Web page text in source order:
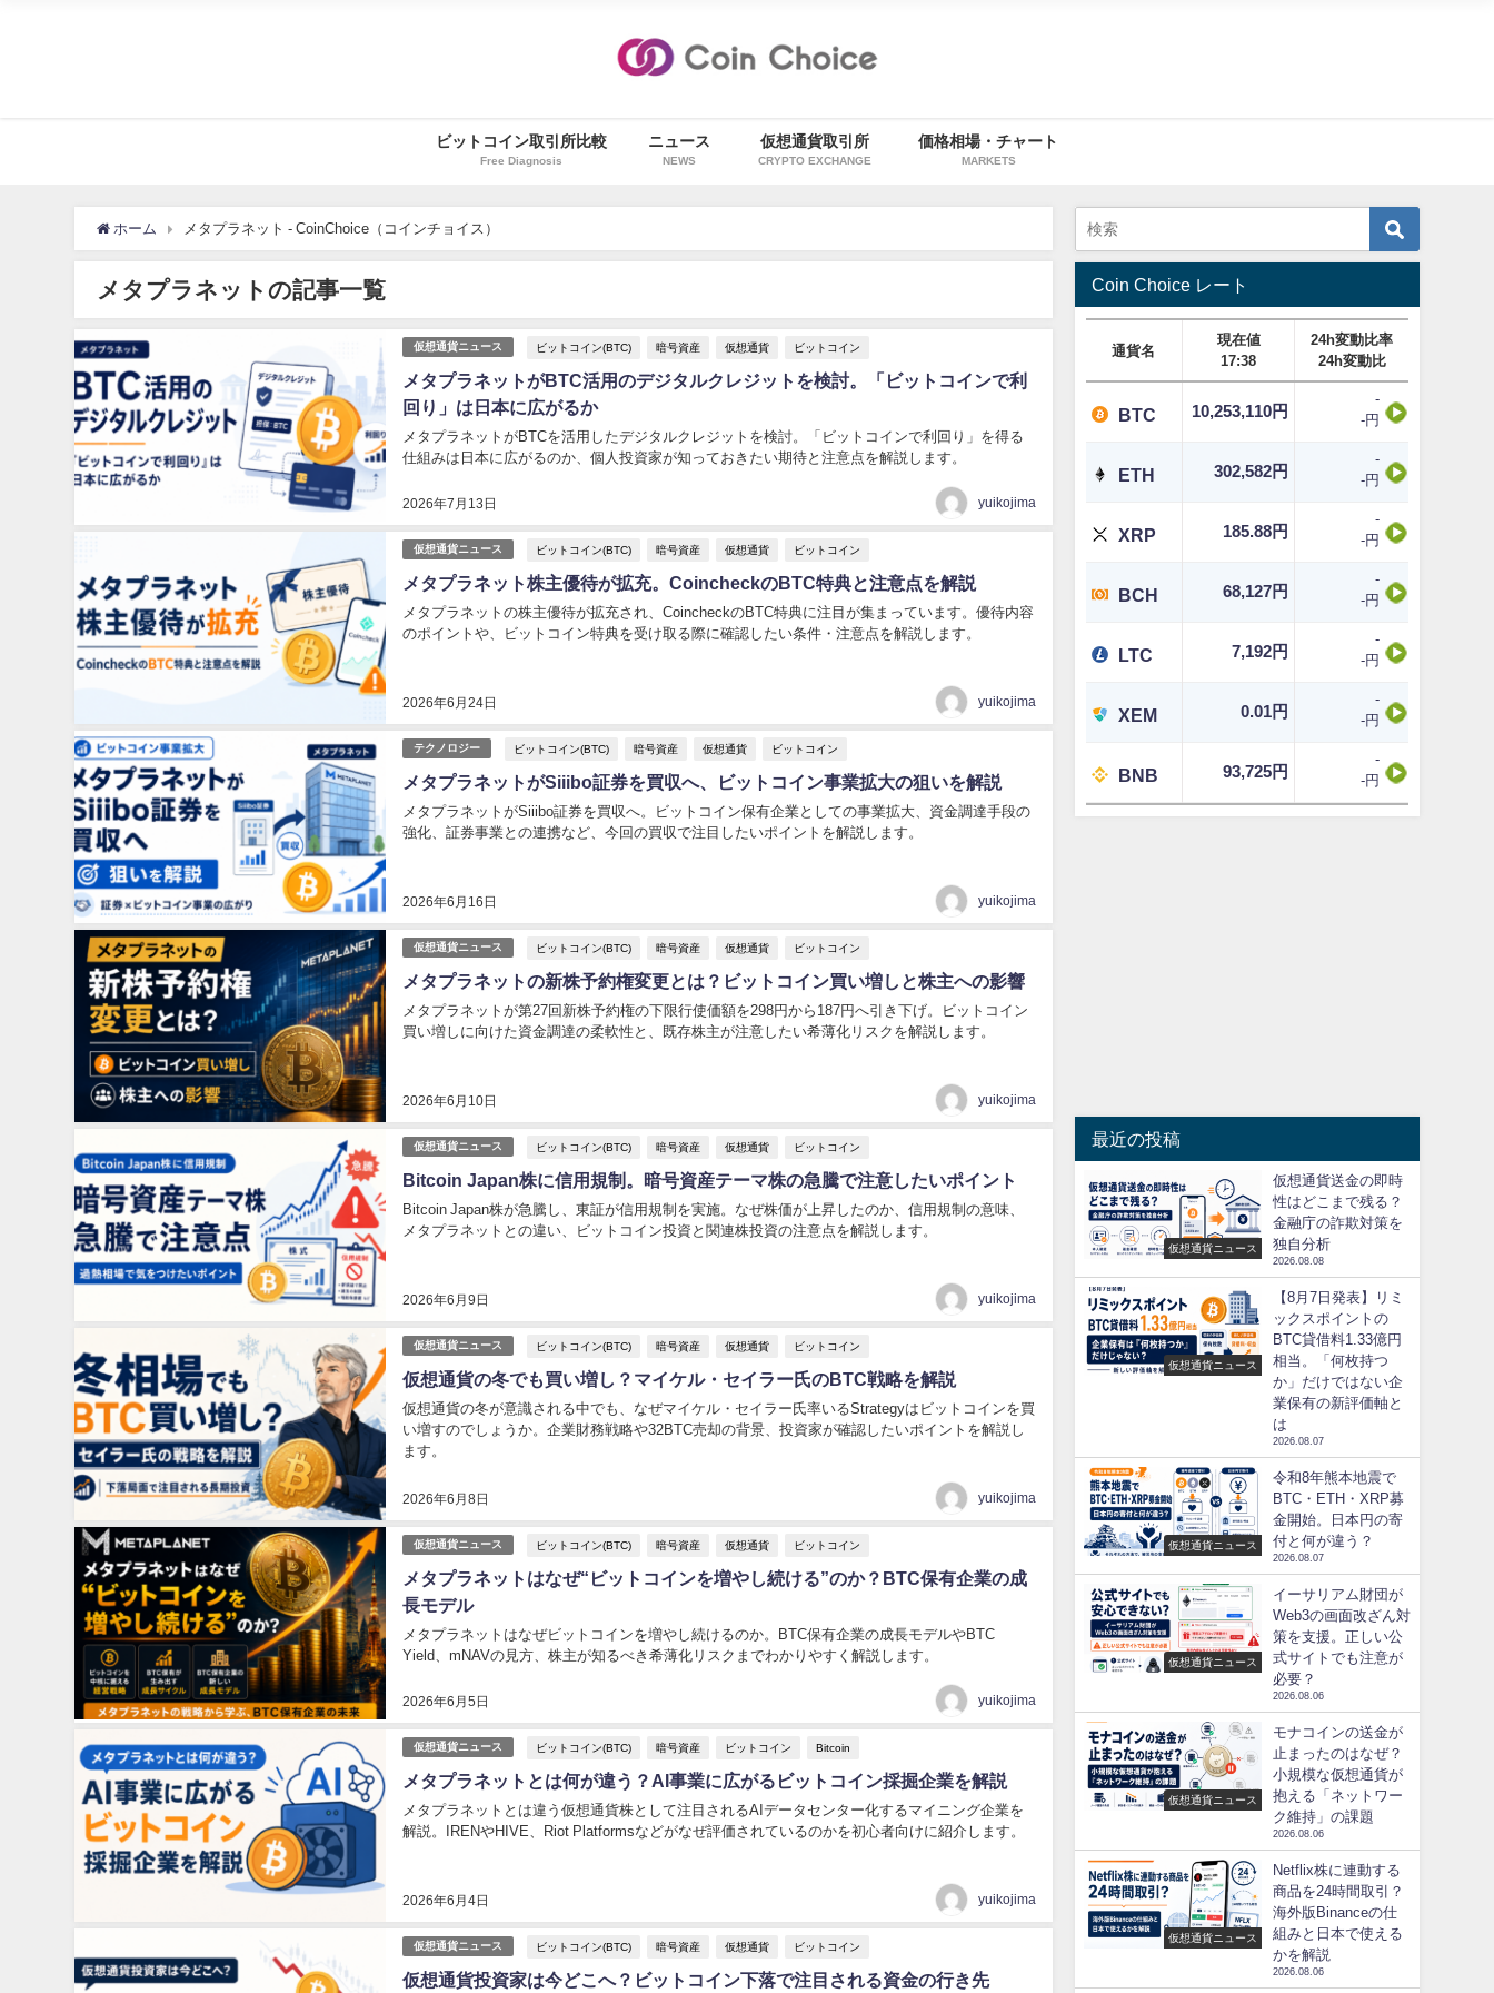
ビットコイン取引所比較
Free Diagnosis
ニュース
NEWS
仮想通貨取引所
CRYPTO EXCHANGE
価格相場・チャート
MARKETS
ホーム メタプラネット - CoinChoice（コインチョイス）
メタプラネットの記事一覧
仮想通貨ニュース ビットコイン(BTC) 暗号資産 仮想通貨 ビットコイン
メタプラネットがBTC活用のデジタルクレジットを検討。「ビットコインで利
回り」は日本に広がるか
2026年7月13日
メタプラネットがBTCを活用したデジタルクレジットを検討。「ビットコインで利回り」を得る
仕組みは日本に広がるのか、個人投資家が知っておきたい期待と注意点を解説します。
yuikojima
仮想通貨ニュース ビットコイン(BTC) 暗号資産 仮想通貨 ビットコイン
メタプラネット株主優待が拡充。CoincheckのBTC特典と注意点を解説
2026年6月24日
メタプラネットの株主優待が拡充され、CoincheckのBTC特典に注目が集まっています。優待内容
のポイントや、ビットコイン特典を受け取る際に確認したい条件・注意点を解説します。
yuikojima
テクノロジー ビットコイン(BTC) 暗号資産 仮想通貨 ビットコイン
メタプラネットがSiiibo証券を買収へ、ビットコイン事業拡大の狙いを解説
2026年6月16日
メタプラネットがSiiibo証券を買収へ。ビットコイン保有企業としての事業拡大、資金調達手段の
強化、証券事業との連携など、今回の買収で注目したいポイントを解説します。
yuikojima
仮想通貨ニュース ビットコイン(BTC) 暗号資産 仮想通貨 ビットコイン
メタプラネットの新株予約権変更とは？ビットコイン買い増しと株主への影響
2026年6月10日
メタプラネットが第27回新株予約権の下限行使価額を298円から187円へ引き下げ。ビットコイン
買い増しに向けた資金調達の柔軟性と、既存株主が注意したい希薄化リスクを解説します。
yuikojima
仮想通貨ニュース ビットコイン(BTC) 暗号資産 仮想通貨 ビットコイン
Bitcoin Japan株に信用規制。暗号資産テーマ株の急騰で注意したいポイント
2026年6月9日
Bitcoin Japan株が急騰し、東証が信用規制を実施。なぜ株価が上昇したのか、信用規制の意味、
メタプラネットとの違い、ビットコイン投資と関連株投資の注意点を解説します。
yuikojima
仮想通貨ニュース ビットコイン(BTC) 暗号資産 仮想通貨 ビットコイン
仮想通貨の冬でも買い増し？マイケル・セイラー氏のBTC戦略を解説
2026年6月8日
仮想通貨の冬が意識される中でも、なぜマイケル・セイラー氏率いるStrategyはビットコインを買
い増すのでしょうか。企業財務戦略や32BTC売却の背景、投資家が確認したいポイントを解説し
ます。
yuikojima
仮想通貨ニュース ビットコイン(BTC) 暗号資産 仮想通貨 ビットコイン
メタプラネットはなぜ“ビットコインを増やし続ける”のか？BTC保有企業の成
長モデル
2026年6月5日
メタプラネットはなぜビットコインを増やし続けるのか。BTC保有企業の成長モデルやBTC
Yield、mNAVの見方、株主が知るべき希薄化リスクまでわかりやすく解説します。
yuikojima
仮想通貨ニュース ビットコイン(BTC) 暗号資産 ビットコイン Bitcoin
メタプラネットとは何が違う？AI事業に広がるビットコイン採掘企業を解説
2026年6月4日
メタプラネットとは違う仮想通貨株として注目されるAIデータセンター化するマイニング企業を
解説。IRENやHIVE、Riot Platformsなどがなぜ評価されているのかを初心者向けに紹介します。
yuikojima
仮想通貨ニュース ビットコイン(BTC) 暗号資産 仮想通貨 ビットコイン
仮想通貨投資家は今どこへ？ビットコイン下落で注目される資金の行き先
Coin Choice レート
通貨名
現在値
17:38
24h変動比率
24h変動比
BTC 10,253,110円
-
-円
ETH 302,582円
-
-円
XRP 185.88円
-
-円
BCH 68,127円
-
-円
LTC 7,192円
-
-円
XEM 0.01円
-
-円
BNB 93,725円
-
-円
最近の投稿
仮想通貨ニュース
仮想通貨送金の即時
性はどこまで残る？
金融庁の詐欺対策を
独自分析
2026.08.08
仮想通貨ニュース
【8月7日発表】リミ
ックスポイントの
BTC貸借料1.33億円
相当。「何枚持つ
か」だけではない企
業保有の新評価軸と
は
2026.08.07
仮想通貨ニュース
令和8年熊本地震で
BTC・ETH・XRP募
金開始。日本円の寄
付と何が違う？
2026.08.07
仮想通貨ニュース
イーサリアム財団が
Web3の画面改ざん対
策を支援。正しい公
式サイトでも注意が
必要？
2026.08.06
仮想通貨ニュース
モナコインの送金が
止まったのはなぜ？
小規模な仮想通貨が
抱える「ネットワー
ク維持」の課題
2026.08.06
仮想通貨ニュース
Netflix株に連動する
商品を24時間取引？
海外版Binanceの仕
組みと日本で使える
かを解説
2026.08.06